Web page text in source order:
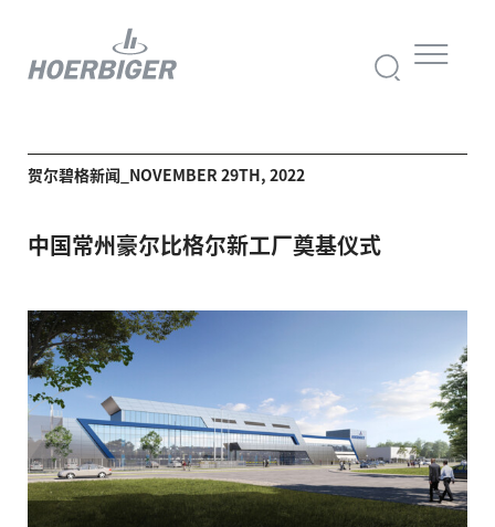
贺尔碧格新闻_NOVEMBER 29TH, 2022
中国常州豪尔比格尔新工厂奠基仪式